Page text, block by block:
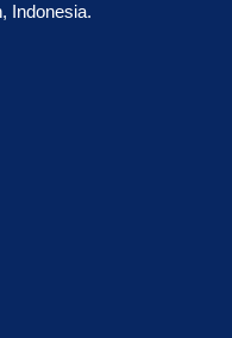
Indonesia.